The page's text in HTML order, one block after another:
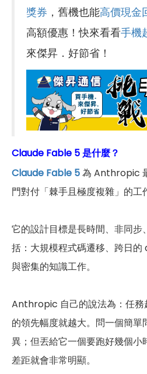
獎券 ，舊機也能高價現金
高額優惠！快來看看手機
來傑昇．好節省！
Claude Fable 5 是什麼？
Claude Fable 5為 Anthropic
門對付「棘手且極度複雜」的工
它的設計目標是長時間、非同步
括：大規模程式碼遷移、跨日
與密集的知識工作。
Anthropic 自己的說法為：任
的領先幅度就越大。問一個簡
異；但丟給它一個要跑好幾個小
差距就會非常明顯。